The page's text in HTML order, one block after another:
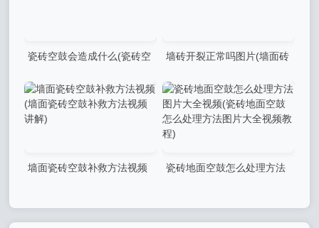
瓷砖空鼓会造成什么(瓷砖空
墙砖开裂正常吗图片(墙面砖
墙面瓷砖空鼓补救方法视频
瓷砖地面空鼓怎么处理方法